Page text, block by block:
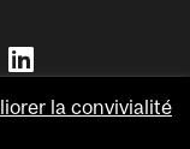
la convivialité